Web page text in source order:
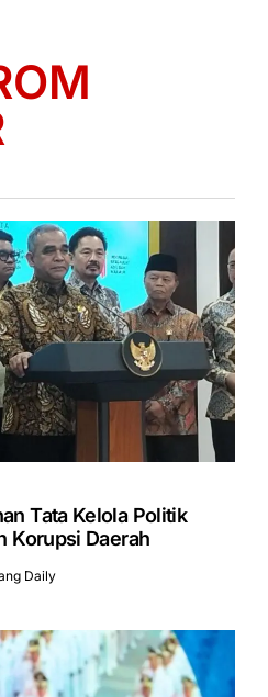
Tata Kelola Politik
Korupsi Daerah
Daily